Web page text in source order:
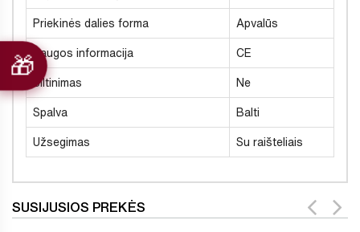
Priekinės dalies forma Apvalūs
Saugos informacija CE
Šiltinimas Ne
Spalva Balti
Užsegimas Su raišteliais
SUSIJUSIOS PREKĖS